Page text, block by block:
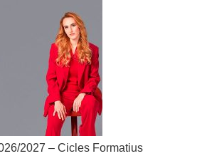
2027 – Cicles Formatius